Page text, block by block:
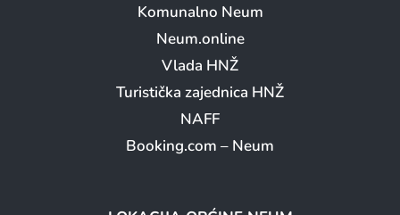
Komunalno Neum
Neum.online
Vlada HNŽ
Turistička zajednica HNŽ
NAFF
Booking.com – Neum